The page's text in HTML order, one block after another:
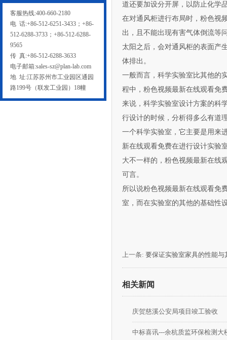
客服热线:400-660-2180
电 话:+86-512-6251-3433；+86-
512-6288-3733；+86-512-6288-
9565
传 真:+86-512-6288-3633
电子邮箱:sales-sz@plan-lab.com
地 址:江苏苏州市工业园区通园
路199号（联发工业园）18幢
道还要加设分开屏，以防止化学
在对通风柜进行布局时，粉色
出，且不能出现有害气体倒流等问
太阳之后，会对通风柜的表面
体排出。
一般而言，科学实验室比其他
程中，粉色视频最新在线观看免
来说，科学实验室设计方案的
行设计的时候，分析得多么有道
一个科学实验室，它主要是用
新在线观看免费在进行设计实验室
大不一样的，粉色视频最新在
可言。
所以说粉色视频最新在线观看免
室，而在实验室的其他的基础性设
上一条: 要保证实验室家具的性能与
相关新闻
庆贺慈溪公安局项目竣工验收
中标喜讯---余杭质监环保检测大